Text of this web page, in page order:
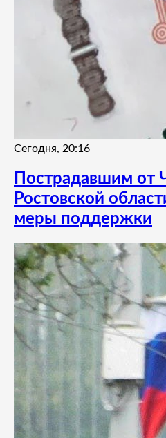
Сегодня, 20:16
Пострадавшим от
Ростовской
меры поддержки